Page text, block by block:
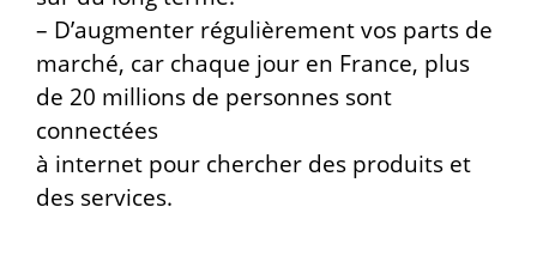
– D’augmenter régulièrement vos parts de
marché, car chaque jour en France, plus
de 20 millions de personnes sont
connectées
à internet pour chercher des produits et
des services.